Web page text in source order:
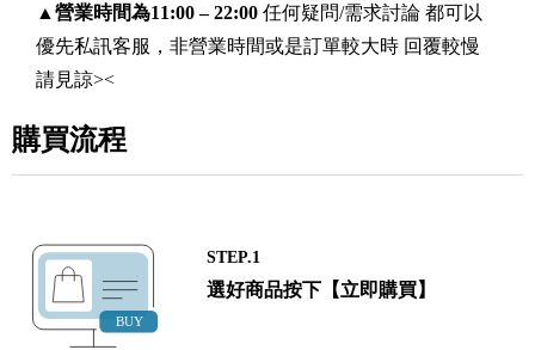
▲ 營業時間為11:00 – 22:00 任何疑問/需求討論 都可以
優先私訊客服，非營業時間或是訂單較大時 回覆較慢
請見諒><
購買流程
STEP.1
選好商品按下【立即購買】